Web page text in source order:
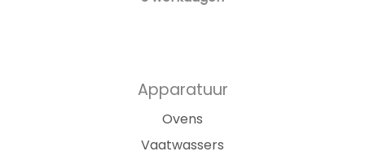
Apparatuur
Ovens
Vaatwassers